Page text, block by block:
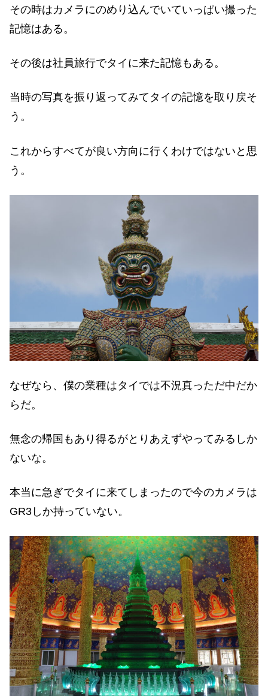
その時はカメラにのめり込んでいていっぱい撮った
記憶はある。
その後は社員旅行でタイに来た記憶もある。
当時の写真を振り返ってみてタイの記憶を取り戻そ
う。
これからすべてが良い方向に行くわけではないと思
う。
なぜなら、僕の業種はタイでは不況真っただ中だか
らだ。
無念の帰国もあり得るがとりあえずやってみるしか
ないな。
本当に急ぎでタイに来てしまったので今のカメラは
GR3しか持っていない。